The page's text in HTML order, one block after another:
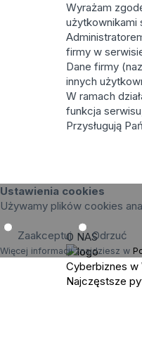
Wyrażam
użytkownikami
firmy w
Dane firmy
innych
W ramach
funkcja
Przysługują
Ustawienia cookies
Używamy plików cookies
Zaakceptuj Odrzuć
Więcej informacji znajdziesz w
O NAS
Cyberbiznes w
Najczęstsze